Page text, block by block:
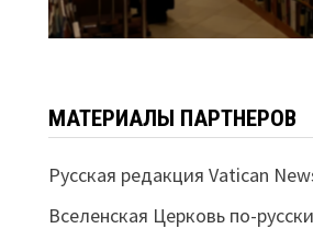
МАТЕРИАЛЫ ПАРТНЕРОВ
Русская редакция Vatican
Вселенская Церковь по-русски